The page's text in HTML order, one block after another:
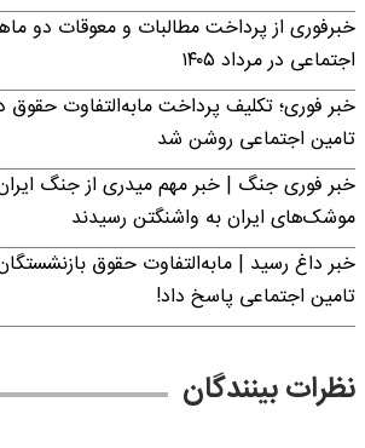
خبرفوری از پرداخت مطالبات و معوقات دو
اجتماعی در مرداد ۱۴۰۵
خبر فوری؛ تکلیف پرداخت مابه‌التفاوت حقوق
تامین اجتماعی روشن شد
خبر فوری جنگ | خبر مهم میدری از جنگ
موشک‌های ایران به واشنگتن رسیدند
خبر داغ رسید | مابه‌التفاوت حقوق
تامین اجتماعی پاسخ داد!
نظرات بینندگان